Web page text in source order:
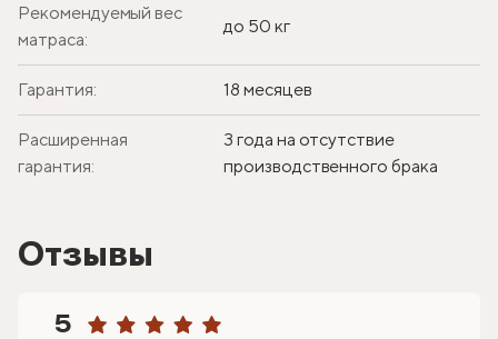
Рекомендуемый вес
матраса:
до 50 кг
Гарантия: 18 месяцев
Расширенная
гарантия:
3 года на отсутствие
производственного брака
Отзывы
5